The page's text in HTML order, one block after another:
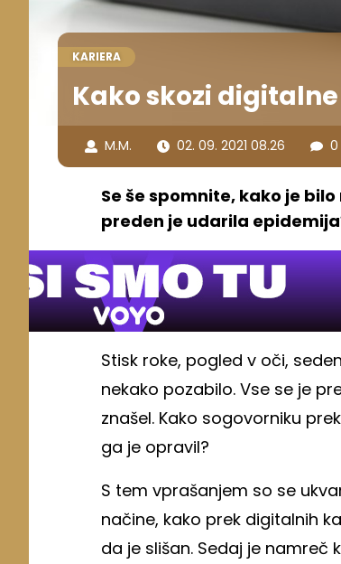
KARIERA
Kako skozi
M.M. 02. 09. 2021 08.26 0
Se še spomnite, kako je
preden je udarila
Stisk roke, pogled v oči,
nekako pozabilo. Vse se je
znašel. Kako sogovorniku
ga je opravil?
S tem vprašanjem so se
načine, kako prek digitalnih
da je slišan. Sedaj je namreč